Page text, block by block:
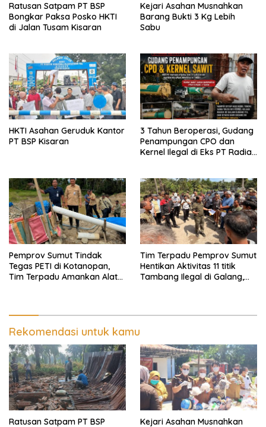
Ratusan Satpam PT BSP
Bongkar Paksa Posko HKTI
di Jalan Tusam Kisaran
Kejari Asahan Musnahkan
Barang Bukti 3 Kg Lebih
Sabu
HKTI Asahan Geruduk Kantor
PT BSP Kisaran
3 Tahun Beroperasi, Gudang
Penampungan CPO dan
Kernel Ilegal di Eks PT Radian
Pemprov Sumut Tindak
Tegas PETI di Kotanopan,
Tim Terpadu Amankan Alat
Tim Terpadu Pemprov Sumut
Hentikan Aktivitas 11 titik
Tambang Ilegal di Galang,
Rekomendasi untuk kamu
Ratusan Satpam PT BSP
Kejari Asahan Musnahkan